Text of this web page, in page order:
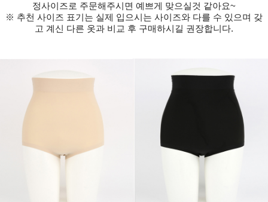
정사이즈로 주문해주시면 예쁘게 맞으실것 같아요~
※ 추천 사이즈 표기는 실제 입으시는 사이즈와 다를 수 있으며 갖
고 계신 다른 옷과 비교 후 구매하시길 권장합니다.